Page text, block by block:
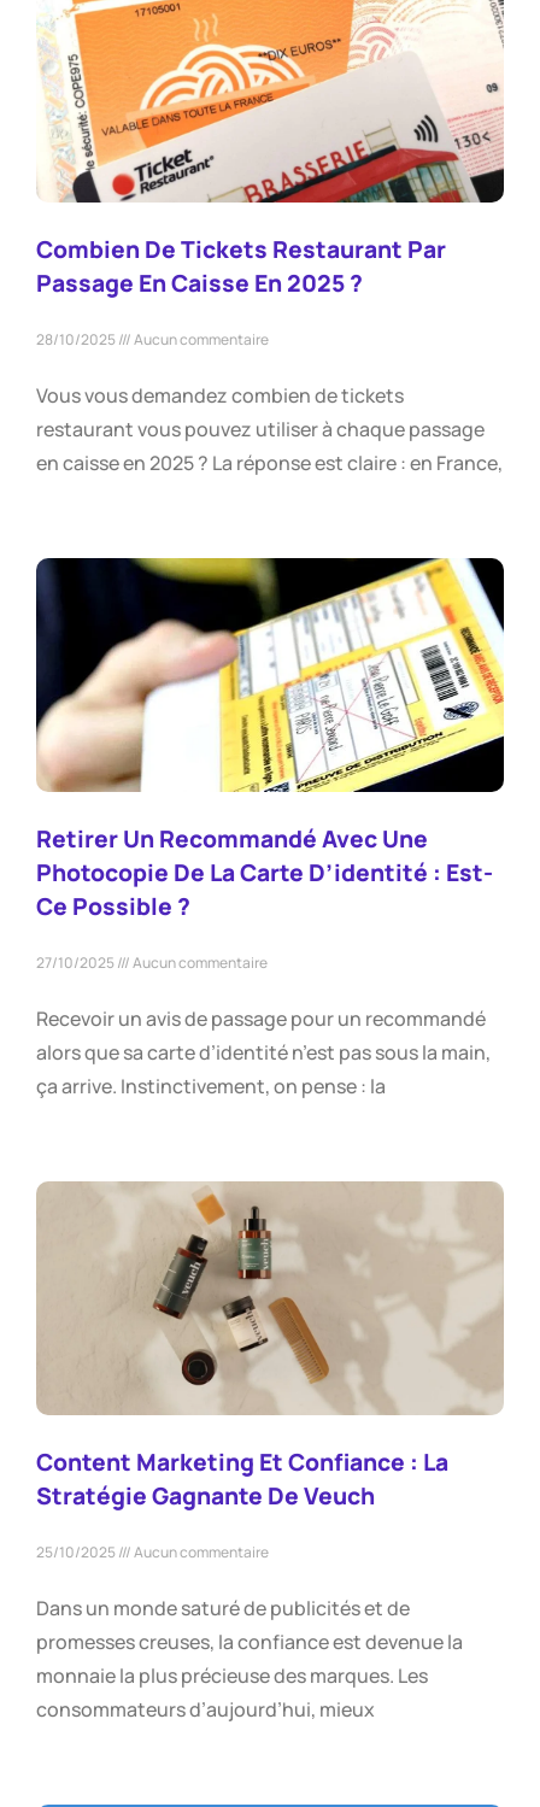
Combien De Tickets Restaurant Par
Passage En Caisse En 2025 ?
28/10/2025 Aucun commentaire
Vous vous demandez combien de tickets
restaurant vous pouvez utiliser à chaque passage
en caisse en 2025 ? La réponse est claire : en France,
Retirer Un Recommandé Avec Une
Photocopie De La Carte D’identité : Est-
Ce Possible ?
27/10/2025 Aucun commentaire
Recevoir un avis de passage pour un recommandé
alors que sa carte d’identité n’est pas sous la main,
ça arrive. Instinctivement, on pense : la
Content Marketing Et Confiance : La
Stratégie Gagnante De Veuch
25/10/2025 Aucun commentaire
Dans un monde saturé de publicités et de
promesses creuses, la confiance est devenue la
monnaie la plus précieuse des marques. Les
consommateurs d’aujourd’hui, mieux